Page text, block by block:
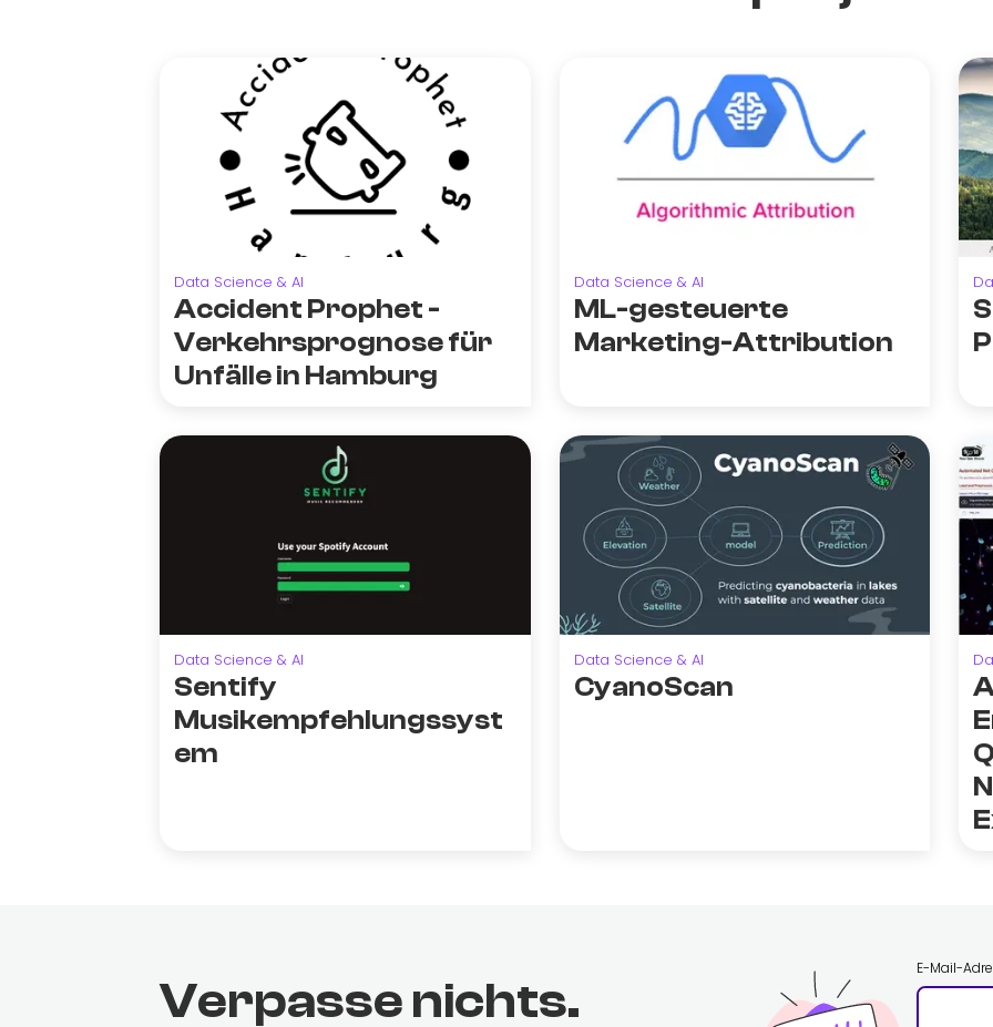
Data Science & AI
Accident Prophet -
Verkehrsprognose für
Unfälle in Hamburg
Data Science & AI
ML-gesteuerte
Marketing-Attribution
Data Science & AI
Sentify
Musikempfehlungssyst
em
Data Science & AI
CyanoScan
Verpasse nichts.
E-Mail-